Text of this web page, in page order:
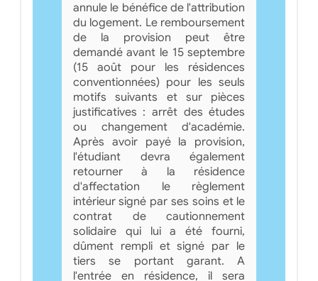
annule le bénéfice de l'attribution
du logement. Le remboursement
de la provision peut être
demandé avant le 15 septembre
(15 août pour les résidences
conventionnées) pour les seuls
motifs suivants et sur pièces
justificatives : arrêt des études
ou changement d'académie.
Après avoir payé la provision,
l'étudiant devra également
retourner à la résidence
d'affectation le règlement
intérieur signé par ses soins et le
contrat de cautionnement
solidaire qui lui a été fourni,
dûment rempli et signé par le
tiers se portant garant. A
l'entrée en résidence, il sera